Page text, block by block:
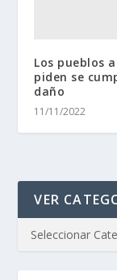
Los pueblos
piden se
daño
11/11/2022
VER